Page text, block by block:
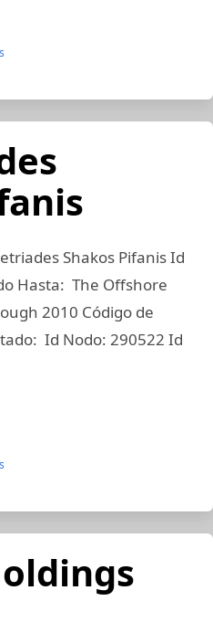
Shakos Pifanis Id
Hasta: The Offshore
2010 Código de
Id Nodo: 290522 Id